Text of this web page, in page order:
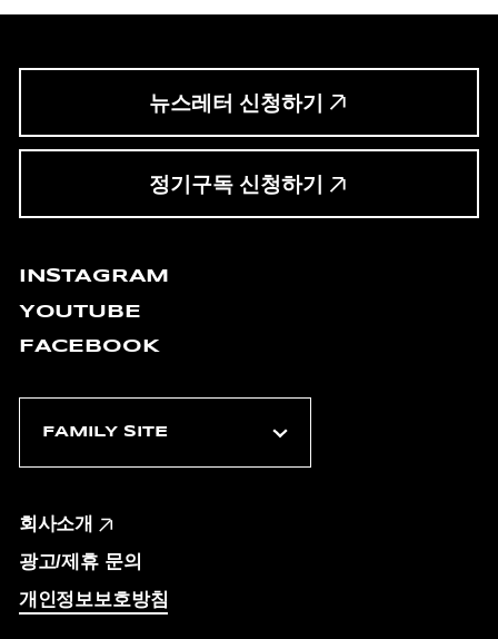
뉴스레터 신청하기
정기구독 신청하기
INSTAGRAM
YOUTUBE
FACEBOOK
회사소개
광고/제휴 문의
개인정보보호방침